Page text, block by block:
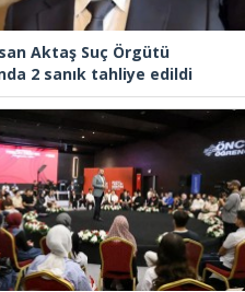
Aktaş Suç Örgütü
2 sanık tahliye edildi